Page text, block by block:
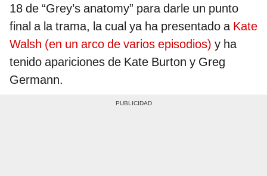
18 de “Grey’s anatomy” para darle un punto
final a la trama, la cual ya ha presentado a Kate
Walsh (en un arco de varios episodios) y ha
tenido apariciones de Kate Burton y Greg
Germann.